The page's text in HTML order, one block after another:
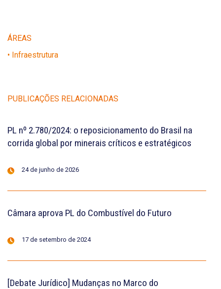
ÁREAS
• Infraestrutura
PUBLICAÇÕES RELACIONADAS
PL nº 2.780/2024: o reposicionamento do Brasil na
corrida global por minerais críticos e estratégicos
24 de junho de 2026
Câmara aprova PL do Combustível do Futuro
17 de setembro de 2024
[Debate Jurídico] Mudanças no Marco do